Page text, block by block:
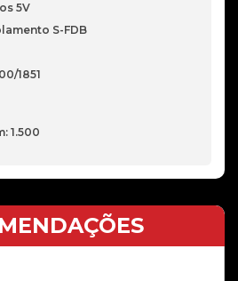
5V
S-FDB
1851
1.500